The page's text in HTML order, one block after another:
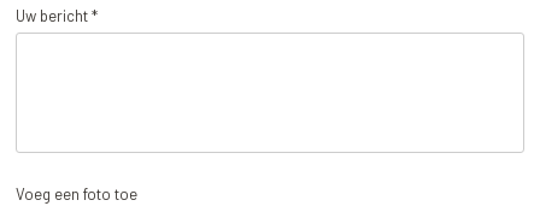
Uw bericht *
Voeg een foto toe